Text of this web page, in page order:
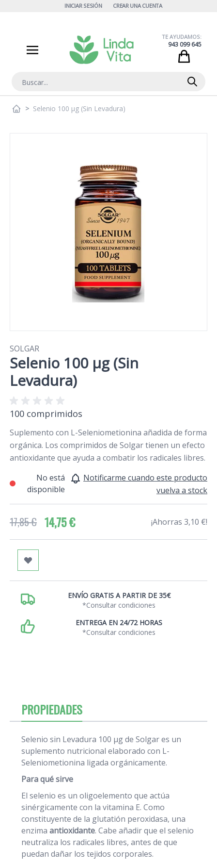
INICIAR SESIÓN CREAR UNA CUENTA
Buscar
TE AYUDAMOS:
943 099 645
> Selenio 100 μg (Sin Levadura)
SOLGAR
Selenio 100 μg (Sin
Levadura)
100 comprimidos
Suplemento con L-Seleniometionina añadida de forma
orgánica. Los comprimidos de Solgar tienen un efecto
antioxidante que ayuda a combatir los radicales libres.
No está
disponible
Notificarme cuando este producto
vuelva a stock
17,85 € 14,75 € ¡Ahorras 3,10 €!
ENVÍO GRATIS A PARTIR DE 35€
*Consultar condiciones
ENTREGA EN 24/72 HORAS
*Consultar condiciones
PROPIEDADES
Selenio sin Levadura 100 μg de Solgar es un
suplemento nutricional elaborado con L-
Seleniometionina ligada orgánicamente.
Para qué sirve
El selenio es un oligoelemento que actúa
sinérgicamente con la vitamina E. Como
constituyente de la glutatión peroxidasa, una
enzima antioxidante. Cabe añadir que el selenio
neutraliza los radicales libres, antes de que
puedan dañar los tejidos corporales.